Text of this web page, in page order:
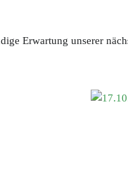
Erwartung unserer